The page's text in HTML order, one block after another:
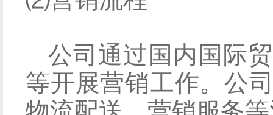
公司通过国内国际
等开展营销工作。公